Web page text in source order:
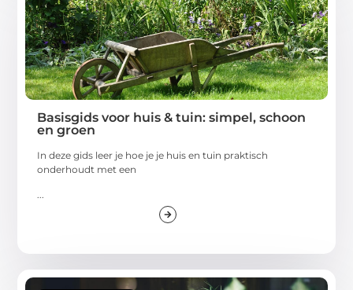
Basisgids voor huis & tuin: simpel, schoon
en groen
In deze gids leer je hoe je je huis en tuin praktisch
onderhoudt met een
...